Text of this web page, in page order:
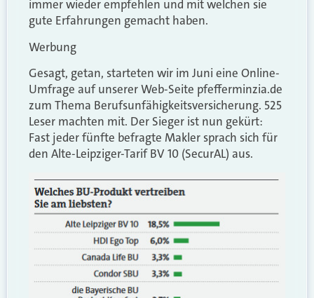
immer wieder empfehlen und mit welchen sie
gute Erfahrungen gemacht haben.
Werbung
Gesagt, getan, starteten wir im Juni eine Online-
Umfrage auf unserer Web-Seite pfefferminzia.de
zum Thema Berufsunfähigkeitsversicherung. 525
Leser machten mit. Der Sieger ist nun gekürt:
Fast jeder fünfte befragte Makler sprach sich für
den Alte-Leipziger-Tarif BV 10 (SecurAL) aus.